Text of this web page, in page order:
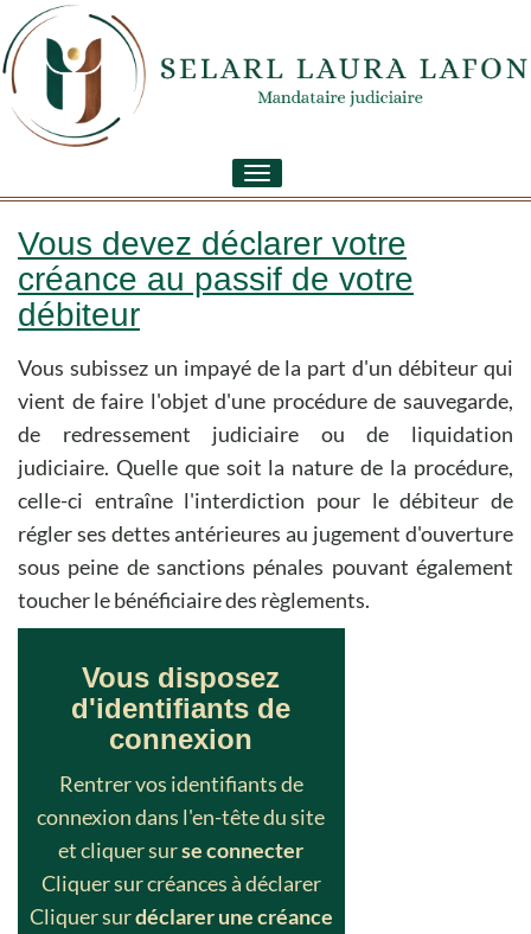
Toggle
navigation
Vous devez déclarer votre
créance au passif de votre
débiteur
Vous subissez un impayé de la part d'un débiteur qui
vient de faire l'objet d'une procédure de sauvegarde,
de redressement judiciaire ou de liquidation
judiciaire. Quelle que soit la nature de la procédure,
celle-ci entraîne l'interdiction pour le débiteur de
régler ses dettes antérieures au jugement d'ouverture
sous peine de sanctions pénales pouvant également
toucher le bénéficiaire des règlements.
Vous disposez
d'identifiants de
connexion
Rentrer vos identifiants de
connexion dans l'en-tête du site
et cliquer surse connecter
Cliquer sur créances à déclarer
Cliquer surdéclarer une créance